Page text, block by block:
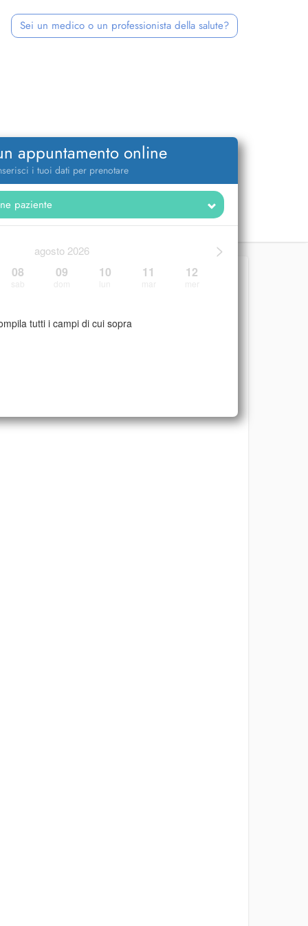
Sei un medico o un professionista della salute?
appuntamento online
i tuoi dati per prenotare
>
agosto 2026
08 09 10 11 12
tutti i campi di cui sopra